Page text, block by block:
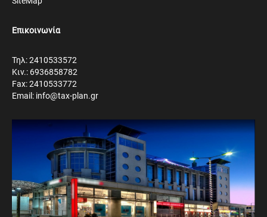
Επικοινωνία
Τηλ: 2410533572
Κιν.: 6936858782
Fax: 2410533772
Email: info@tax-plan.gr